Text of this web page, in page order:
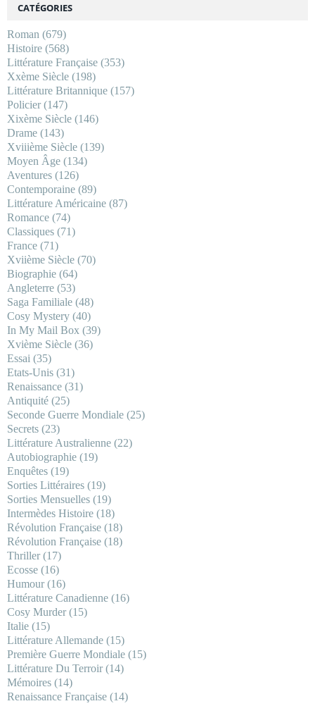
CATÉGORIES
Roman (679)
Histoire (568)
Littérature Française (353)
Xxème Siècle (198)
Littérature Britannique (157)
Policier(147)
Xixème Siècle (146)
Drame (143)
Xviiième Siècle (139)
Moyen Âge (134)
Aventures (126)
Contemporaine (89)
Littérature Américaine (87)
Romance (74)
Classiques (71)
France (71)
Xviième Siècle (70)
Biographie (64)
Angleterre (53)
Saga Familiale (48)
Cosy Mystery (40)
In My Mail Box (39)
Xvième Siècle (36)
Essai (35)
Etats-Unis (31)
Renaissance (31)
Antiquité (25)
Seconde Guerre Mondiale (25)
Secrets (23)
Littérature Australienne (22)
Autobiographie (19)
Enquêtes (19)
Sorties Littéraires (19)
Sorties Mensuelles (19)
Intermèdes Histoire (18)
Révolution Française (18)
Révolution Française (18)
Thriller(17)
Ecosse (16)
Humour(16)
Littérature Canadienne (16)
Cosy Murder(15)
Italie (15)
Littérature Allemande (15)
Première Guerre Mondiale (15)
Littérature Du Terroir(14)
Mémoires (14)
Renaissance Française (14)